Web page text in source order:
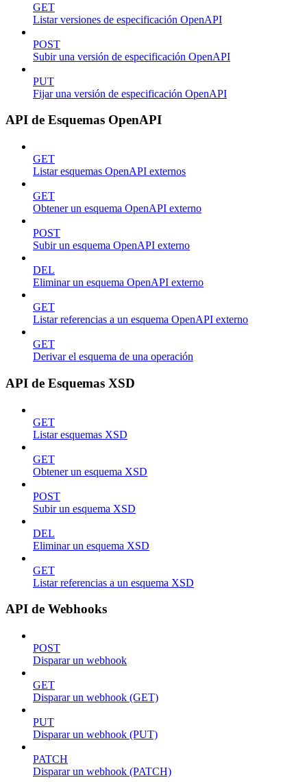
GET
Listar versiones de especificación OpenAPI
POST
Subir una versión de especificación OpenAPI
PUT
Fijar una versión de especificación OpenAPI
API de Esquemas OpenAPI
GET
Listar esquemas OpenAPI externos
GET
Obtener un esquema OpenAPI externo
POST
Subir un esquema OpenAPI externo
DEL
Eliminar un esquema OpenAPI externo
GET
Listar referencias a un esquema OpenAPI externo
GET
Derivar el esquema de una operación
API de Esquemas XSD
GET
Listar esquemas XSD
GET
Obtener un esquema XSD
POST
Subir un esquema XSD
DEL
Eliminar un esquema XSD
GET
Listar referencias a un esquema XSD
API de Webhooks
POST
Disparar un webhook
GET
Disparar un webhook (GET)
PUT
Disparar un webhook (PUT)
PATCH
Disparar un webhook (PATCH)